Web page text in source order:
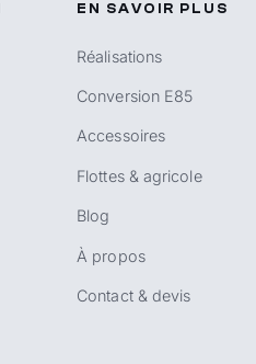
EN SAVOIR PLUS
Réalisations
Conversion E85
Accessoires
Flottes & agricole
Blog
À propos
Contact & devis